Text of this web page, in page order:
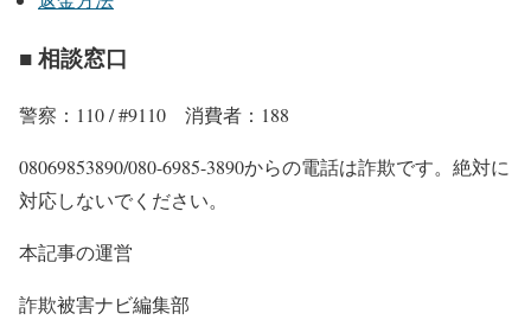
■ 相談窓口
警察：110 / #9110 消費者：188
08069853890/080-6985-3890からの電話は詐欺です。絶対に
対応しないでください。
本記事の運営
詐欺被害ナビ編集部